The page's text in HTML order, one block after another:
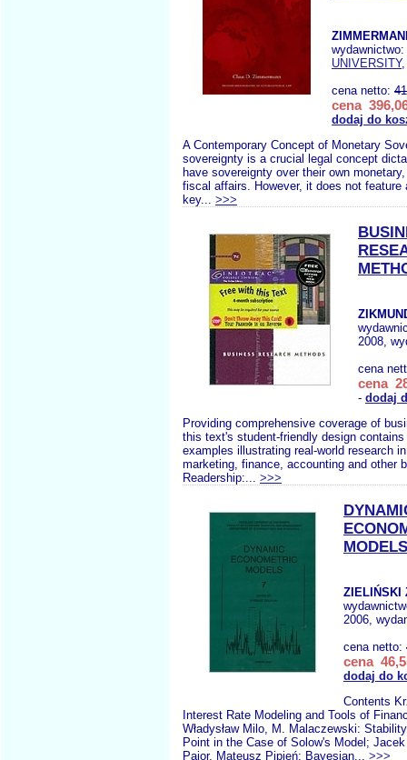
wydawnictwo:
UNIVERSITY,
cena netto:
cena
dodaj do
A Contemporary Concept of Monetary
sovereignty is a crucial legal concept
have sovereignty over their own
fiscal affairs. However, it does not feature
key... >>>
2008,
cena
cena
- dodaj
Providing comprehensive coverage of
this text's student-friendly design contains
examples illustrating real-world research
marketing, finance, accounting and other
Readership:... >>>
ZIELIŃSKI
2006,
cena netto:
cena
dodaj do
Contents
Interest Rate Modeling and Tools of
Władysław Milo, M. Malaczewski:
Point in the Case of Solow's Model;
Pajor, Mateusz Pipień: Bayesian... >>>